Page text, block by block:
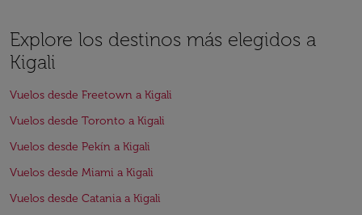
Explore los destinos más elegidos a
Kigali
Vuelos desde Freetown a Kigali
Vuelos desde Toronto a Kigali
Vuelos desde Pekín a Kigali
Vuelos desde Miami a Kigali
Vuelos desde Catania a Kigali